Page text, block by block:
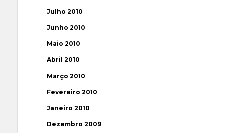
Julho 2010
Junho 2010
Maio 2010
Abril 2010
Março 2010
Fevereiro 2010
Janeiro 2010
Dezembro 2009